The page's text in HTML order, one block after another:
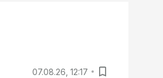
07.08.26, 12:17